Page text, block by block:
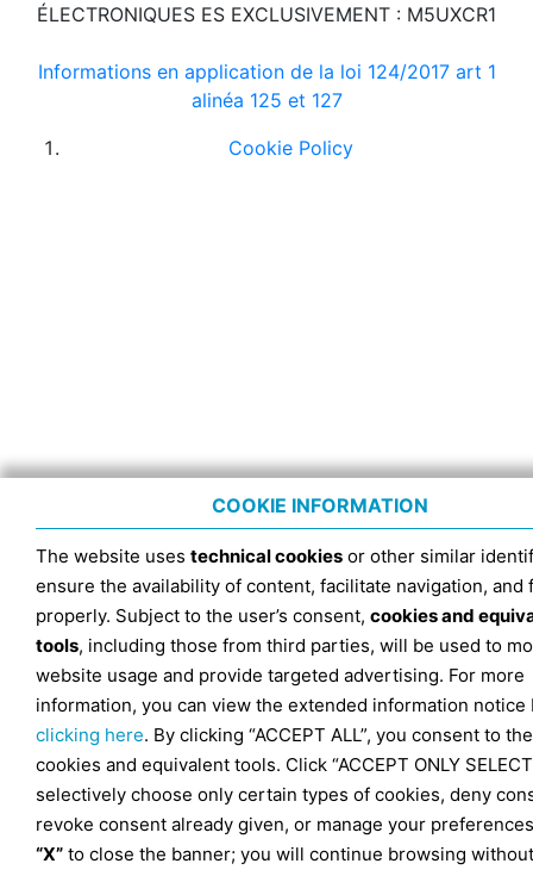
ÉLECTRONIQUES ES EXCLUSIVEMENT : M5UXCR1
Informations en application de la loi 124/2017 art 1
alinéa 125 et 127
Cookie Policy
COOKIE INFORMATION
The website uses technical cookies or other similar
ensure the availability of content, facilitate navigation, and
properly. Subject to the user’s consent, cookies and
tools, including those from third parties, will be used to
website usage and provide targeted advertising. For more
information, you can view the extended information notice
clicking here. By clicking “ACCEPT ALL”, you consent to
cookies and equivalent tools. Click “ACCEPT ONLY
selectively choose only certain types of cookies, deny
revoke consent already given, or manage your
“X” to close the banner; you will continue browsing without